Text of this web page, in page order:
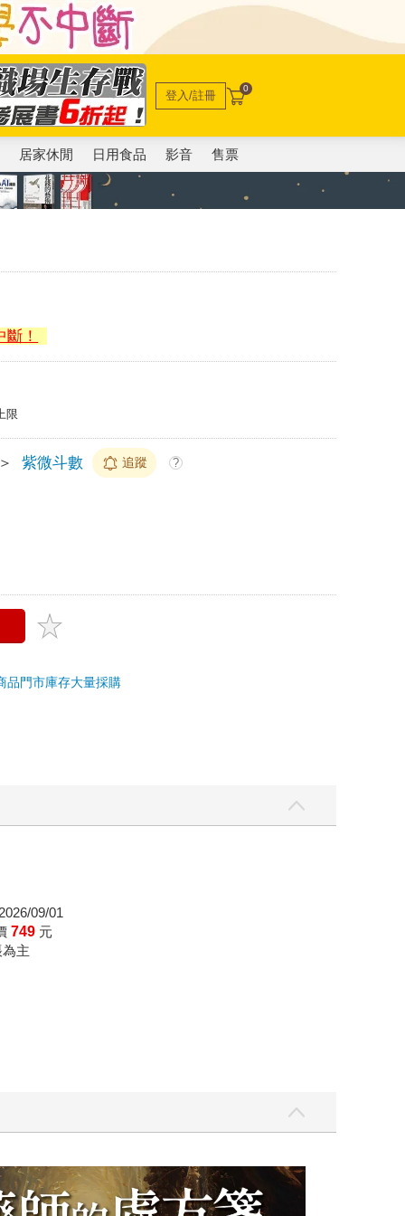
登入/註冊 0
居家休閒 日用食品 影音 售票
！
限
紫微斗數 追蹤 ?
品門市庫存大量採購
09/01
749 元
主